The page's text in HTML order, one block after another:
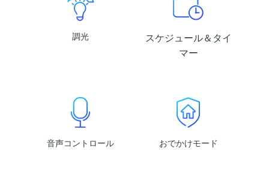
調光
スケジュール＆タイ
マー
音声コントロール おでかけモード